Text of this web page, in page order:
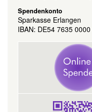
Spendenkonto
Sparkasse Erlangen
IBAN: DE54 7635